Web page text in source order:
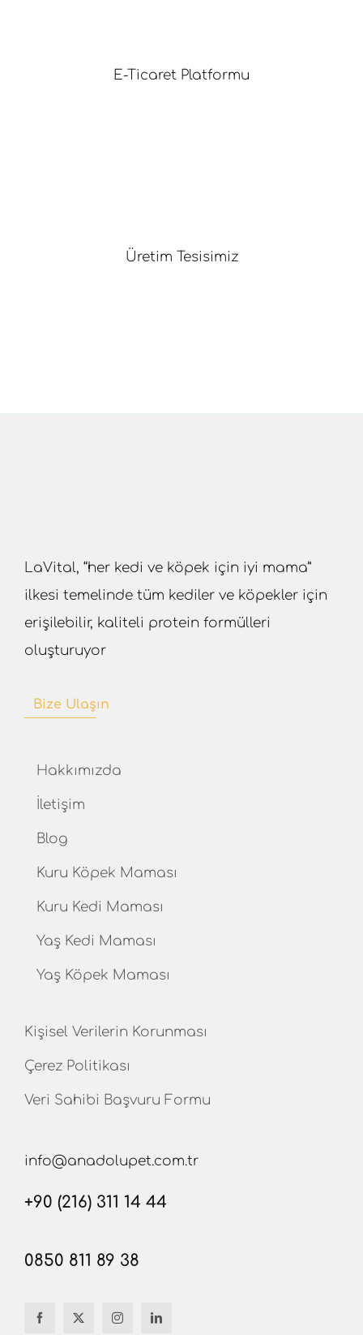
E-Ticaret Platformu
Üretim Tesisimiz
LaVital, “her kedi ve köpek için iyi mama”
ilkesi temelinde tüm kediler ve köpekler için
erişilebilir, kaliteli protein formülleri
oluşturuyor
Hakkımızda
İletişim
Blog
Kuru Köpek Maması
Kuru Kedi Maması
Yaş Kedi Maması
Yaş Köpek Maması
Kişisel Verilerin Korunması
Çerez Politikası
Veri Sahibi Başvuru Formu
info@anadolupet.com.tr
+90 (216) 311 14 44
0850 811 89 38
Bize Ulaşın